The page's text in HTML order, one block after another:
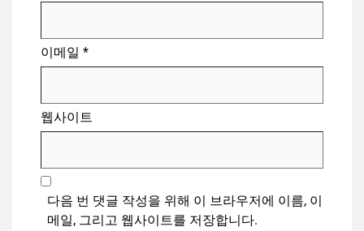
이메일 *
웹사이트
다음 번 댓글 작성을 위해 이 브라우저에 이름, 이
메일, 그리고 웹사이트를 저장합니다.